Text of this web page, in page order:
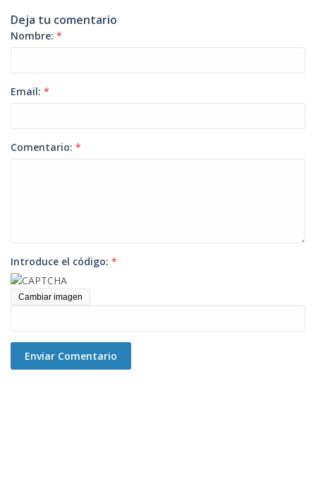
Deja tu comentario
Nombre: *
Email: *
Comentario: *
Introduce el código: *
Cambiar imagen
Enviar Comentario